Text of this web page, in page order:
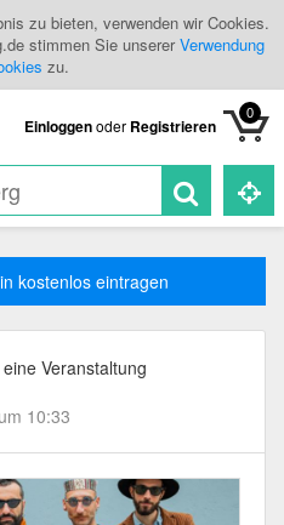
zu bieten, verwenden wir Cookies.
stimmen Sie unsererVerwendung
zu.
Einloggenoder Registrieren
0
kostenlos eintragen
Veranstaltung
10:33